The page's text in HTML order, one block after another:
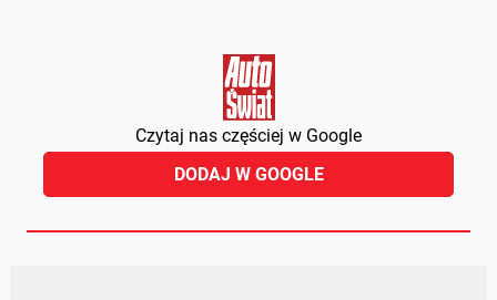
Czytaj nas częściej w Google
DODAJ W GOOGLE